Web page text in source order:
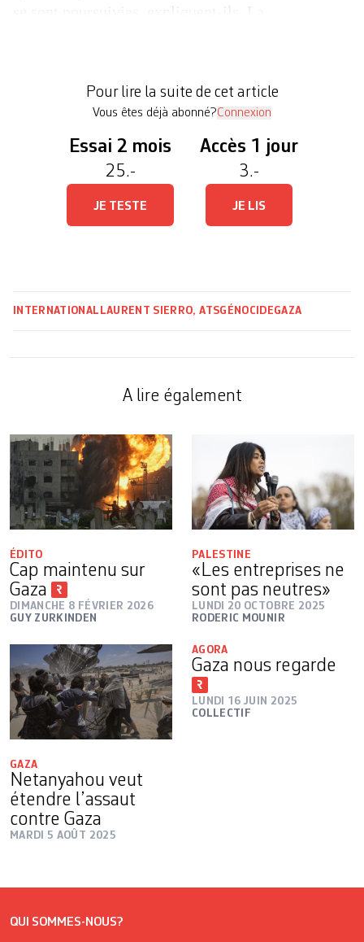
bande de […]
Pour lire la suite de cet article
Vous êtes déjà abonné?Connexion
Essai 2 mois
25.-
JE TESTE
Accès 1 jour
3.-
JE LIS
INTERNATIONAL LAURENT SIERRO, ATSGÉNOCIDEGAZA
A lire également
ÉDITO
Cap maintenu sur
Gaza
DIMANCHE 8 FÉVRIER 2026
GUY ZURKINDEN
PALESTINE
«Les entreprises ne
sont pas neutres»
LUNDI 20 OCTOBRE 2025
RODERIC MOUNIR
GAZA
Netanyahou veut
étendre l’assaut
contre Gaza
MARDI 5 AOÛT 2025
AGORA
Gaza nous regarde
LUNDI 16 JUIN 2025
COLLECTIF
QUI SOMMES-NOUS?